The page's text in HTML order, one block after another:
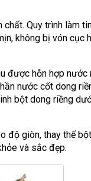
Quy trình làm
không bị vón cục
được hỗn hợp nước
nước cốt dong
bột dong riềng
độ giòn, thay thế
và sắc đẹp.